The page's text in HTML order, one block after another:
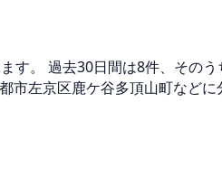
。 過去30日間は8件、その
左京区鹿ケ谷多頂山町などに